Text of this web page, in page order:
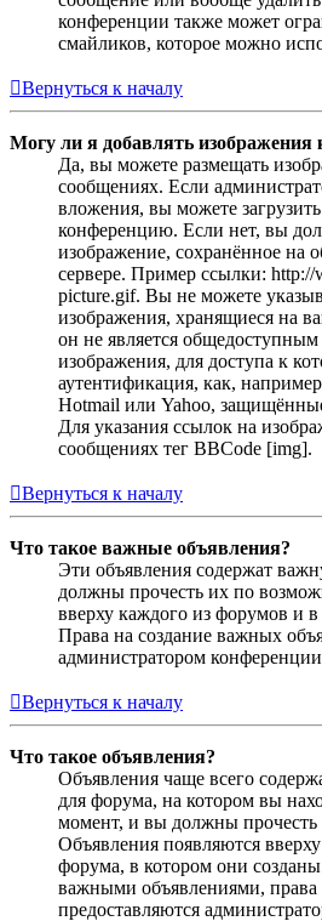
конференции также может
смайликов, которое можно
Вернуться к началу
Могу ли я добавлять изображения
Да, вы можете размещать
сообщениях. Если
вложения, вы можете
конференцию. Если нет, вы
изображение, сохранённое на
сервере. Пример ссылки:
picture.gif. Вы не можете
изображения, хранящиеся на
он не является
изображения, для доступа к
аутентификация, как,
Hotmail или Yahoo,
Для указания ссылок на
сообщениях тег BBCode [img].
Вернуться к началу
Что такое важные объявления?
Эти объявления содержат
должны прочесть их по
вверху каждого из форумов и
Права на создание важных
администратором
Вернуться к началу
Что такое объявления?
Объявления чаще всего
для форума, на котором вы
момент, и вы должны
Объявления появляются
форума, в котором они
важными объявлениями, права
предоставляются